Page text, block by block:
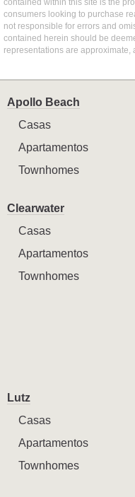
contained within this site is the
consumers looking to purchase
not responsible for errors and
contained herein should be
representations are
Apollo Beach
Casas
Apartamentos
Townhomes
Clearwater
Casas
Apartamentos
Townhomes
Lutz
Casas
Apartamentos
Townhomes